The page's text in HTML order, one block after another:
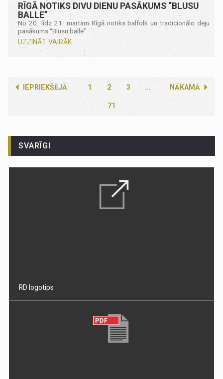
RĪGĀ NOTIKS DIVU DIENU PASĀKUMS “BLUSU
BALLE”
No 20. līdz 21. martam Rīgā notiks balfolk un tradicionālo deju
pasākums “Blusu balle”.
UZZINĀT VAIRĀK
IEPRIEKŠĒJĀ 1 2 3 NĀKAMĀ
...
71
SVARĪGI
RD logotips